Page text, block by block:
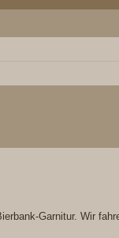
Garnitur. Wir